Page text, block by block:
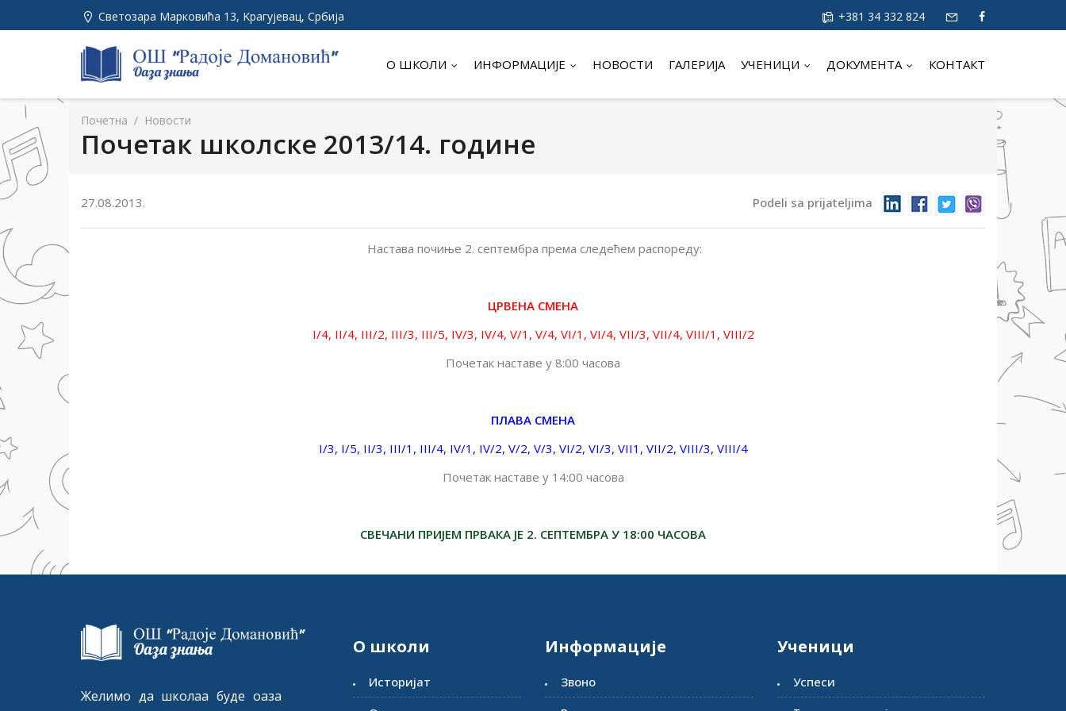
Светозара Марковића 13, Kрагујевац, Србија +381 34 332 824
О ШКОЛИ ИНФОРМАЦИЈЕ НОВОСТИ ГАЛЕРИЈА УЧЕНИЦИ ДОКУМЕНТА КОНТАКТ
Почетна / Новости
Почетак школске 2013/14. године
27.08.2013. Podeli sa prijateljima
Настава почиње 2. септембра према следећем распореду:
ЦРВЕНА СМЕНА
I/4, II/4, III/2, III/3, III/5, IV/3, IV/4, V/1, V/4, VI/1, VI/4, VII/3, VII/4, VIII/1, VIII/2
Почетак наставе у 8:00 часова
ПЛАВА СМЕНА
I/3, I/5, II/3, III/1, III/4, IV/1, IV/2, V/2, V/3, VI/2, VI/3, VII1, VII/2, VIII/3, VIII/4
Почетак наставе у 14:00 часова
СВЕЧАНИ ПРИЈЕМ ПРВАКА ЈЕ 2. СЕПТЕМБРА У 18:00 ЧАСОВА
Желимо да школаа буде оаза
О школи
Историјат
Информације
Звоно
Ученици
Успеси